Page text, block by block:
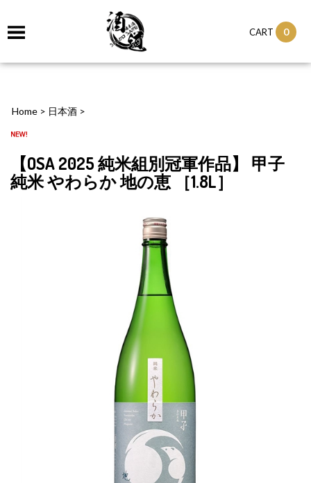
CART 0
Home > 日本酒 >
【OSA 2025 純米組別冠軍作品】 甲子
純米 やわらか 地の恵 ［1.8L］